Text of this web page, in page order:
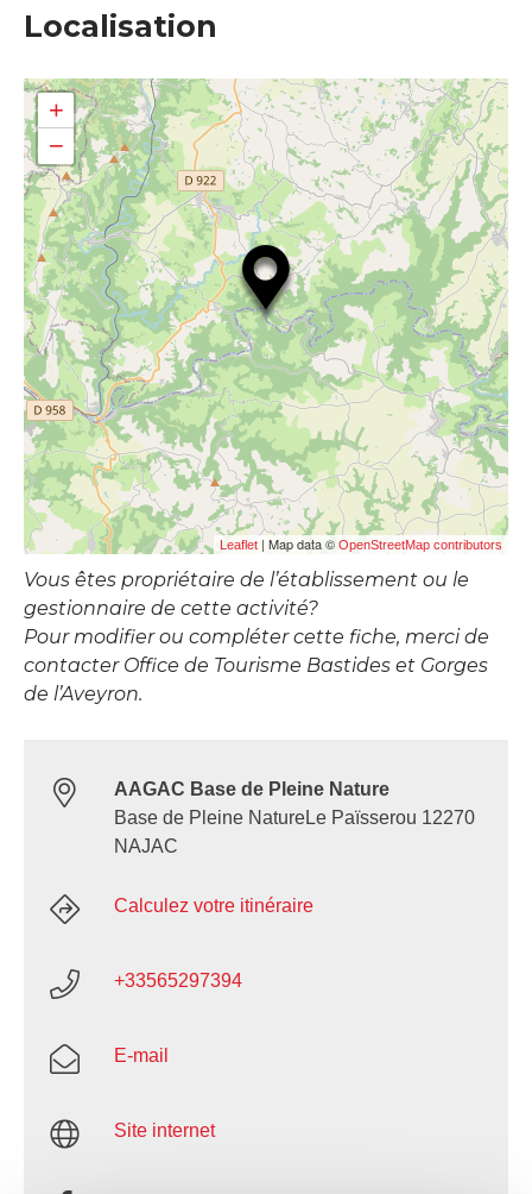
Localisation
+
−
Leaflet | Map data © OpenStreetMap contributors
Vous êtes propriétaire de l’établissement ou le
gestionnaire de cette activité?
Pour modifier ou compléter cette fiche, merci de
contacter Office de Tourisme Bastides et Gorges
de l’Aveyron.
AAGAC Base de Pleine Nature
Base de Pleine NatureLe Païsserou 12270
NAJAC
Calculez votre itinéraire
+33565297394
E-mail
Site internet